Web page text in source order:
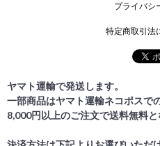
プライバシ
特定商取引法
ヤマト運輸で発送します。
一部商品はヤマト運輸ネコポスで
8,000円以上のご注文で送料無料と